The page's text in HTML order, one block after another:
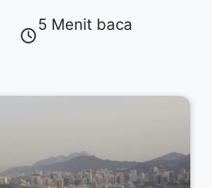
5 Menit baca